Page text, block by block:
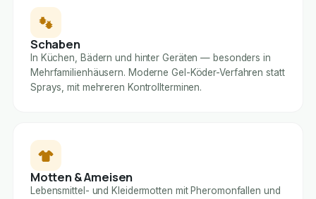
Schaben
In Küchen, Bädern und hinter Geräten — besonders in
Mehrfamilienhäusern. Moderne Gel-Köder-Verfahren statt
Sprays, mit mehreren Kontrollterminen.
Motten & Ameisen
Lebensmittel- und Kleidermotten mit Pheromonfallen und